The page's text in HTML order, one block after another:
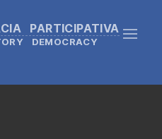
PARTICIPATIVA
DEMOCRACY